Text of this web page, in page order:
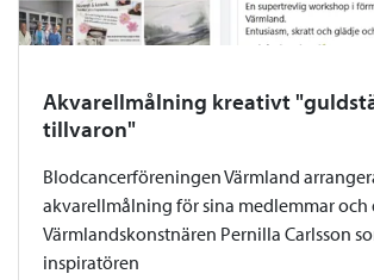
Akvarellmålning kreativt
tillvaron"
Blodcancerföreningen Värmland
akvarellmålning för sina medlemmar och
Värmlandskonstnären Pernilla Carlsson
inspiratören